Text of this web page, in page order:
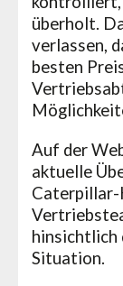
überholt.
verlassen,
besten
Auf der
aktuelle
Caterpillar-
hinsichtlich
Situation.